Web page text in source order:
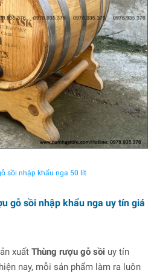
sồi nhập khẩu nga 50 lít
gỗ sồi nhập khẩu nga uy tín giá
xuất Thùng rượu gỗ sồi uy tín
nay, mỗi sản phẩm làm ra luôn